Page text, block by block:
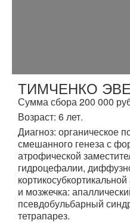
ТИМЧЕНКО
Сумма сбора 200 000
Возраст: 6 лет.
Диагноз: органическое
смешанного генеза с
атрофической
гидроцефалии,
и мозжечка:
псевдобульбарный
тетрапарез.